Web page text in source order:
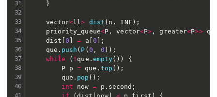
}
	vector
< ll> dist ( n , INF ) ;
	priority_queue
<P , vector<P> , greater<P>>
	dist
[0 = a 0
;
	que
. push ( P ( 0 , 0 ) ) ;
while
( ! que . empty( ) )
{
		P p
= que . top ( ) ;
		que
. pop ( ) ;
int now = p . second ;